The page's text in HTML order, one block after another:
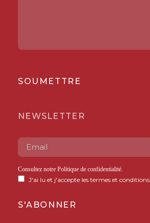
SOUMETTRE
NEWSLETTER
Consultez notre Politique de confidentialité
J'ai lu et j'accepte les termes et conditions.